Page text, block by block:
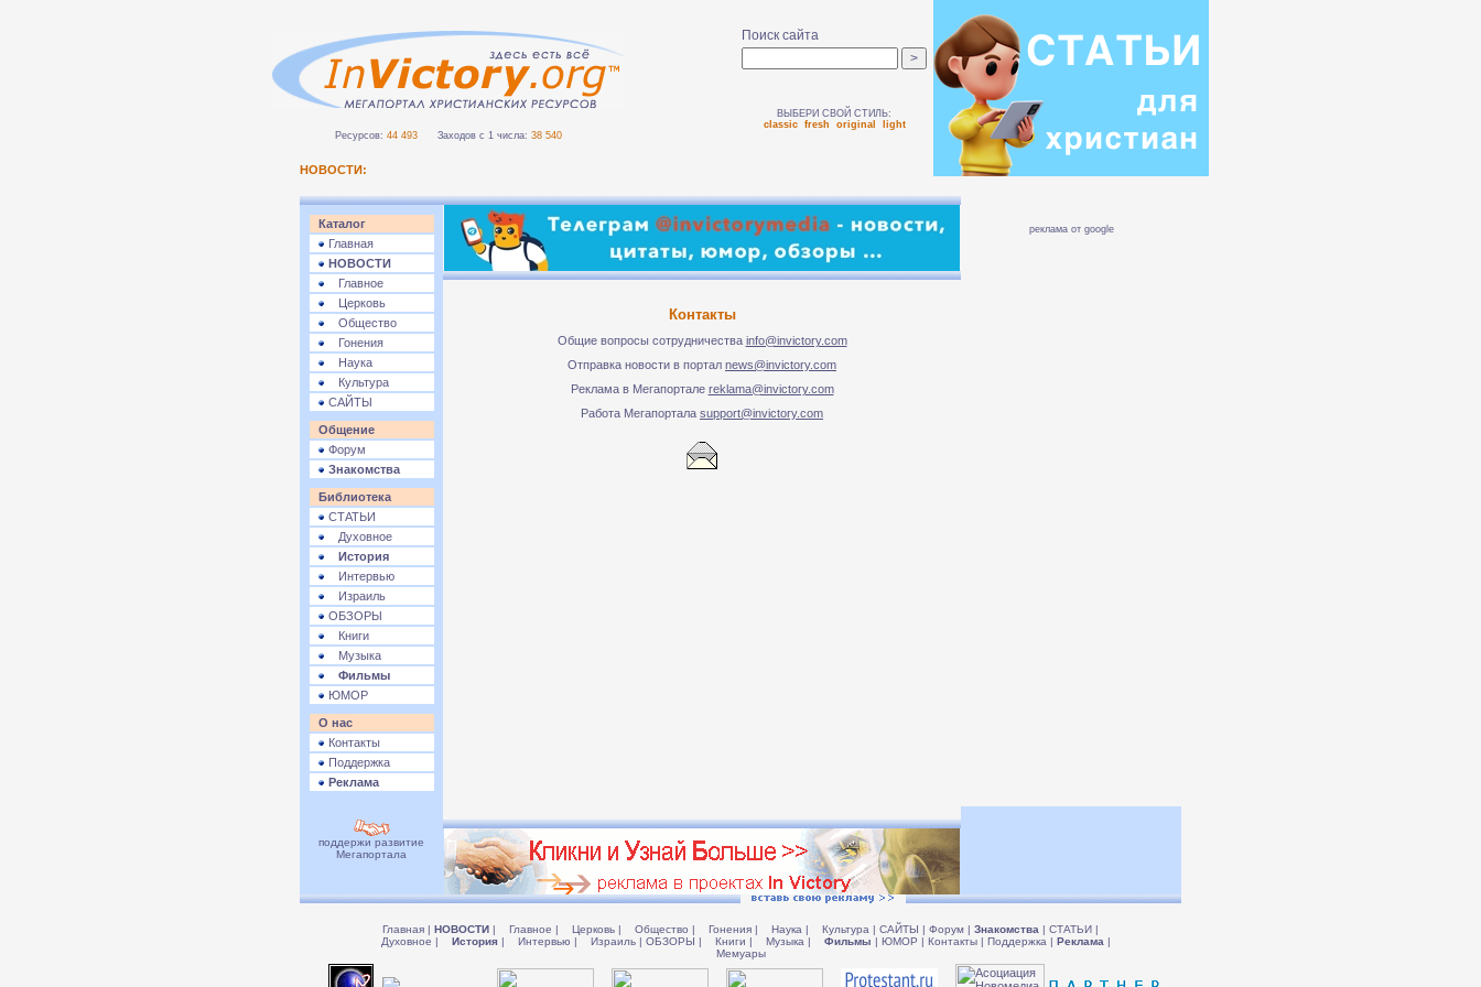
Ресурсов: 44 493 Заходов с 1 числа: 38 540
Поиск сайта
ВЫБЕРИ СВОЙ СТИЛЬ:
classic
fresh original light
НОВОСТИ:
Каталог
Главная
НОВОСТИ
Главное
Церковь
Общество
Гонения
Наука
Культура
САЙТЫ
Общение
Форум
Знакомства
Библиотека
СТАТЬИ
Духовное
История
Интервью
Израиль
ОБЗОРЫ
Книги
Музыка
Фильмы
ЮМОР
О нас
Контакты
Поддержка
Реклама
Контакты
Общие вопросы сотрудничества info@invictory.com
Отправка новости в портал news@invictory.com
Реклама в Мегапортале reklama@invictory.com
Работа Мегапортала support@invictory.com
реклама от google
поддержи развитие
Мегапортала
Главная | НОВОСТИ | Главное | Церковь | Общество | Гонения | Наука | Культура | САЙТЫ | Форум | Знакомства | СТАТЬИ |
Духовное | История | Интервью | Израиль | ОБЗОРЫ | Книги | Музыка | Фильмы | ЮМОР | Контакты | Поддержка | Реклама |
Мемуары